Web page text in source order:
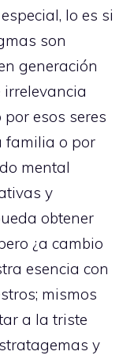
lo es si
son
generación
esos seres
familia o por
mental
y
obtener
¿a cambio
esencia con
mismos
a la triste
y